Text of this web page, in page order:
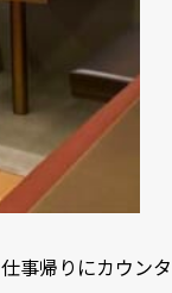
事帰りにカウンタ